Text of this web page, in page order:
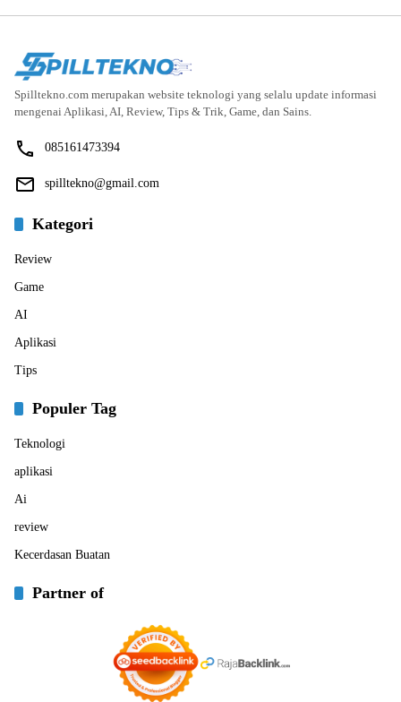
Spilltekno.com merupakan website teknologi yang selalu update informasi
mengenai Aplikasi, AI, Review, Tips & Trik, Game, dan Sains.
085161473394
spilltekno@gmail.com
Kategori
Review
Game
AI
Aplikasi
Tips
Populer Tag
Teknologi
aplikasi
Ai
review
Kecerdasan Buatan
Partner of